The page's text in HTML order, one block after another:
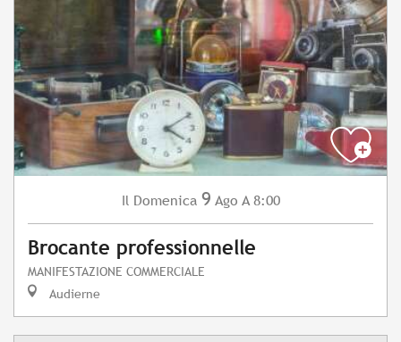
Il Domenica 9 Ago A 8:00
Brocante professionnelle
MANIFESTAZIONE COMMERCIALE
Audierne